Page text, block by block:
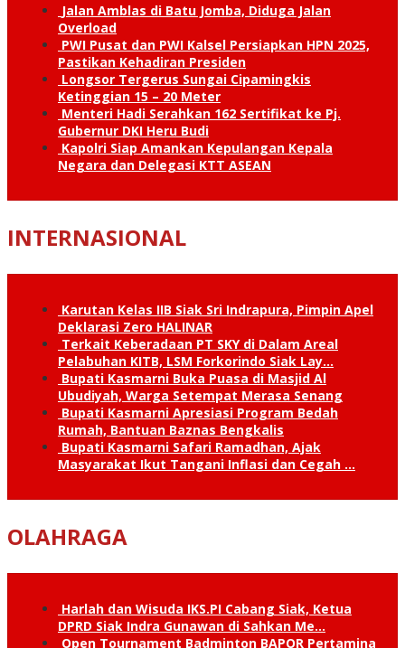
Jalan Amblas di Batu Jomba, Diduga Jalan
Overload
PWI Pusat dan PWI Kalsel Persiapkan HPN 2025,
Pastikan Kehadiran Presiden
Longsor Tergerus Sungai Cipamingkis
Ketinggian 15 – 20 Meter
Menteri Hadi Serahkan 162 Sertifikat ke Pj.
Gubernur DKI Heru Budi
Kapolri Siap Amankan Kepulangan Kepala
Negara dan Delegasi KTT ASEAN
INTERNASIONAL
Karutan Kelas IIB Siak Sri Indrapura, Pimpin Apel
Deklarasi Zero HALINAR
Terkait Keberadaan PT SKY di Dalam Areal
Pelabuhan KITB, LSM Forkorindo Siak Lay…
Bupati Kasmarni Buka Puasa di Masjid Al
Ubudiyah, Warga Setempat Merasa Senang
Bupati Kasmarni Apresiasi Program Bedah
Rumah, Bantuan Baznas Bengkalis
Bupati Kasmarni Safari Ramadhan, Ajak
Masyarakat Ikut Tangani Inflasi dan Cegah …
OLAHRAGA
Harlah dan Wisuda IKS.PI Cabang Siak, Ketua
DPRD Siak Indra Gunawan di Sahkan Me…
Open Tournament Badminton BAPOR Pertamina